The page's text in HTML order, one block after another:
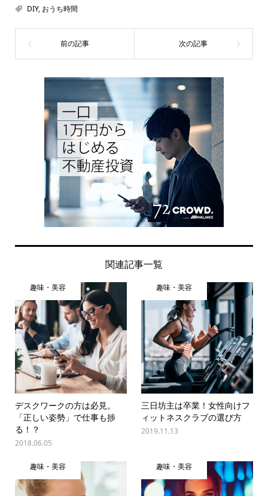
DIY, おうち時間
関連記事一覧
趣味・美容
デスクワークの方は必見。
「正しい姿勢」で仕事も捗
る！？
2018.06.05
趣味・美容
三日坊主は卒業！女性向けフ
ィットネスクラブの選び方
2019.11.13
趣味・美容 趣味・美容